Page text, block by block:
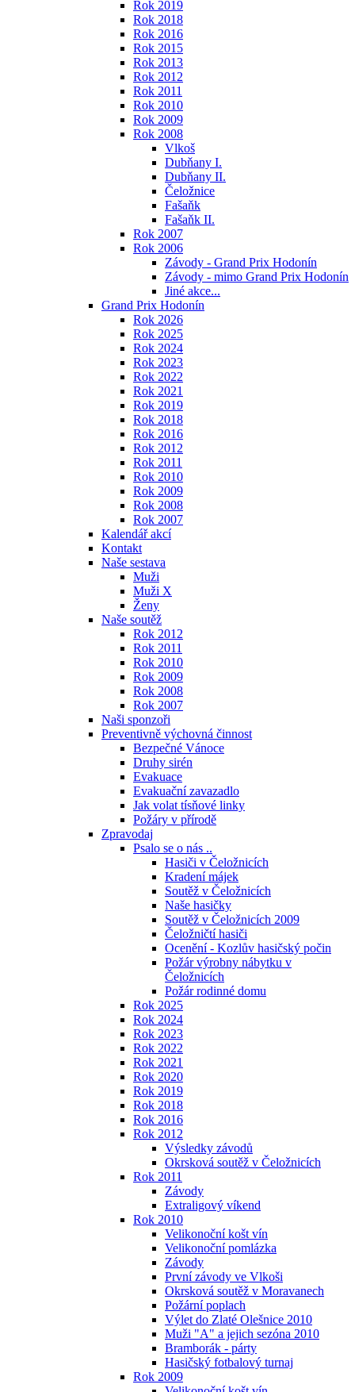
Rok 2019
Rok 2018
Rok 2016
Rok 2015
Rok 2013
Rok 2012
Rok 2011
Rok 2010
Rok 2009
Rok 2008
Vlkoš
Dubňany I.
Dubňany II.
Čeložnice
Fašaňk
Fašaňk II.
Rok 2007
Rok 2006
Závody - Grand Prix Hodonín
Závody - mimo Grand Prix Hodonín
Jiné akce...
Grand Prix Hodonín
Rok 2026
Rok 2025
Rok 2024
Rok 2023
Rok 2022
Rok 2021
Rok 2019
Rok 2018
Rok 2016
Rok 2012
Rok 2011
Rok 2010
Rok 2009
Rok 2008
Rok 2007
Kalendář akcí
Kontakt
Naše sestava
Muži
Muži X
Ženy
Naše soutěž
Rok 2012
Rok 2011
Rok 2010
Rok 2009
Rok 2008
Rok 2007
Naši sponzoři
Preventivně výchovná činnost
Bezpečné Vánoce
Druhy sirén
Evakuace
Evakuační zavazadlo
Jak volat tísňové linky
Požáry v přírodě
Zpravodaj
Psalo se o nás ..
Hasiči v Čeložnicích
Kradení májek
Soutěž v Čeložnicích
Naše hasičky
Soutěž v Čeložnicích 2009
Čeložničtí hasiči
Ocenění - Kozlův hasičský počin
Požár výrobny nábytku v
Čeložnicích
Požár rodinné domu
Rok 2025
Rok 2024
Rok 2023
Rok 2022
Rok 2021
Rok 2020
Rok 2019
Rok 2018
Rok 2016
Rok 2012
Výsledky závodů
Okrsková soutěž v Čeložnicích
Rok 2011
Závody
Extraligový víkend
Rok 2010
Velikonoční košt vín
Velikonoční pomlázka
Závody
První závody ve Vlkoši
Okrsková soutěž v Moravanech
Požární poplach
Výlet do Zlaté Olešnice 2010
Muži "A" a jejich sezóna 2010
Bramborák - párty
Hasičský fotbalový turnaj
Rok 2009